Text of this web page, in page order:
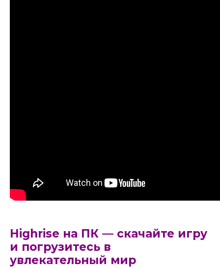
Highrise на ПК — скачайте игру
и погрузитесь в
увлекательный мир